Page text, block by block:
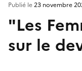
"Les
sur le
Publié le23 novembre